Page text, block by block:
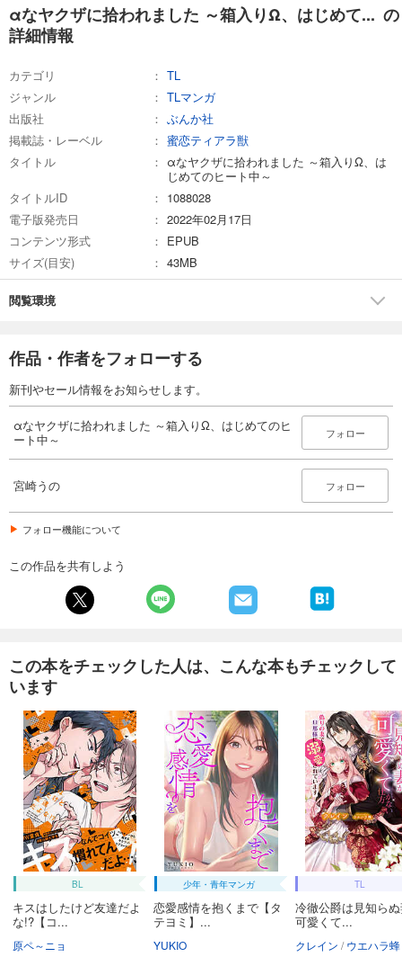
αなヤクザに拾われました ～箱入りΩ、はじめて... の
詳細情報
カテゴリ
TL
ジャンル
TLマンガ
出版社
ぶんか社
掲載誌・レーベル
蜜恋ティアラ獣
タイトル
αなヤクザに拾われました ～箱入りΩ、は
じめてのヒート中～
タイトルID
1088028
電子版発売日
2022年02月17日
コンテンツ形式
EPUB
サイズ(目安)
43MB
閲覧環境
作品・作者をフォローする
新刊やセール情報をお知らせします。
αなヤクザに拾われました ～箱入りΩ、はじめてのヒ
ート中～
フォロー
宮崎うの フォロー
フォロー機能について
この作品を共有しよう
この本をチェックした人は、こんな本もチェックして
います
BL
キスはしたけど友達だよ
な!?【コ...
原ペ～ニョ
少年・青年マンガ
恋愛感情を抱くまで【タ
テヨミ】...
YUKIO
TL
冷徹公爵は見知ら
可愛くて...
クレイン ウエハラ蜂